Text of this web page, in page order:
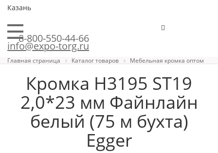
Казань
8-800-550-44-66
info@expo-torg.ru
Главная страница Каталог товаров Мебельная кромка оптом
Кромка H3195 ST19
2,0*23 мм Файнлайн
белый (75 м бухта)
Egger